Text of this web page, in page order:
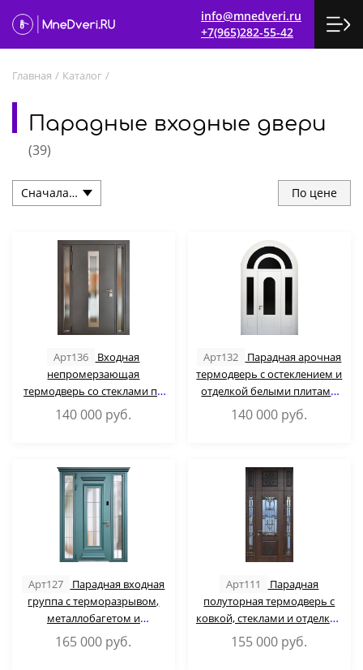
info@mnedveri.ru
+7(965)282-55-42
Главная / Каталог /
Парадные входные двери
(39)
По цене
Арт136
Входная
непромерзающая
термодверь со стеклами по
бокам (порошковое
окрашивание с
140 000 руб.
Арт132
Парадная арочная
термодверь с остеклением и
отделкой белыми плитами
МДФ RAL
140 000 руб.
Арт127
Парадная входная
группа с терморазрывом,
металлобагетом и
остеклением (окраска
зеленым порошковым
165 000 руб.
Арт111
Парадная
полуторная термодверь с
ковкой, стеклами и отделкой
МДФ со шпоном
155 000 руб.